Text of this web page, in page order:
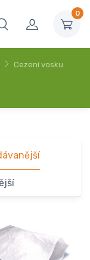
0
Cezení vosku